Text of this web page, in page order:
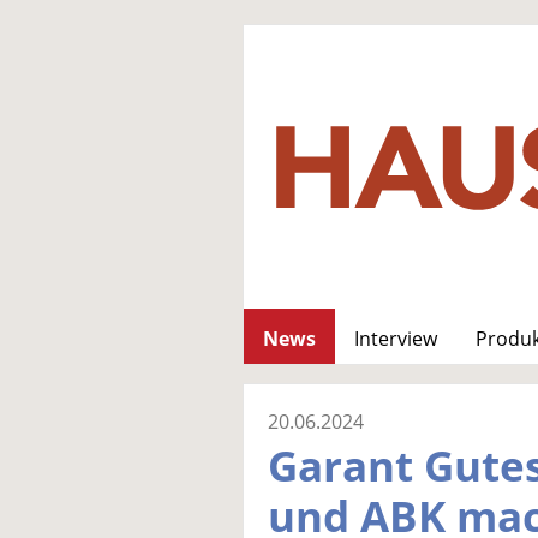
News Interview
20.06.2024
Garant
und ABK